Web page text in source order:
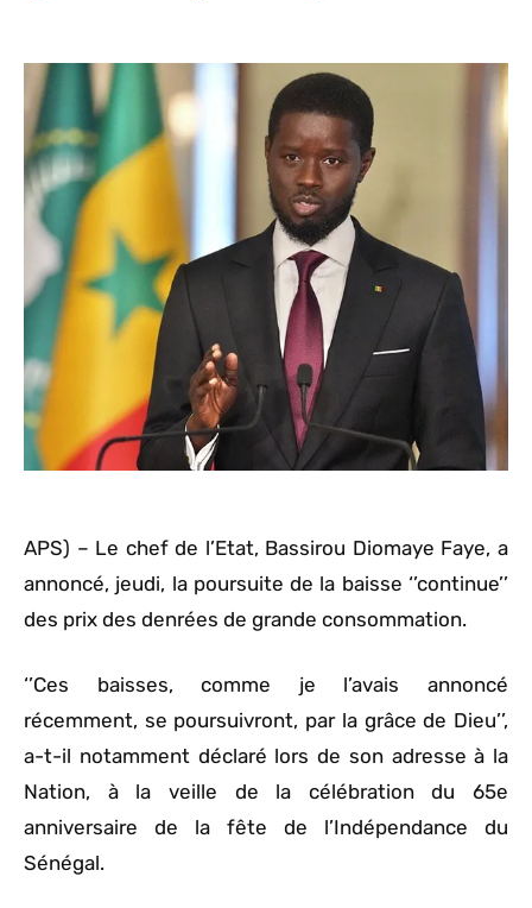
APS) – Le chef de l’Etat, Bassirou Diomaye Faye, a
annoncé, jeudi, la poursuite de la baisse ‘’continue’’
des prix des denrées de grande consommation.
‘’Ces baisses, comme je l’avais annoncé
récemment, se poursuivront, par la grâce de Dieu’’,
a-t-il notamment déclaré lors de son adresse à la
Nation, à la veille de la célébration du 65e
anniversaire de la fête de l’Indépendance du
Sénégal.